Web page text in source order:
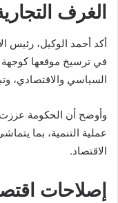
الغرف
أكد أحمد الوكيل، رئيس
في ترسيخ موقعها كوجهة
السياسي والاقتصادي،
وأوضح أن الحكومة
عملية التنمية، بما
الاقتصاد.
إصلاحات